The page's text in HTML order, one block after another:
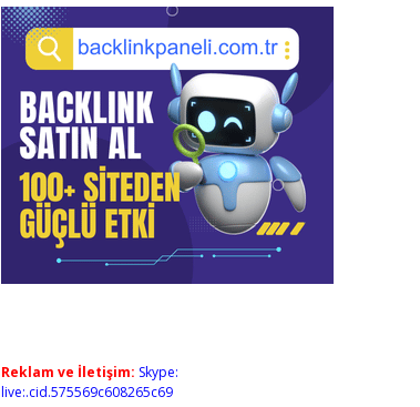
Reklam ve İletişim: Skype:
live:.cid.575569c608265c69